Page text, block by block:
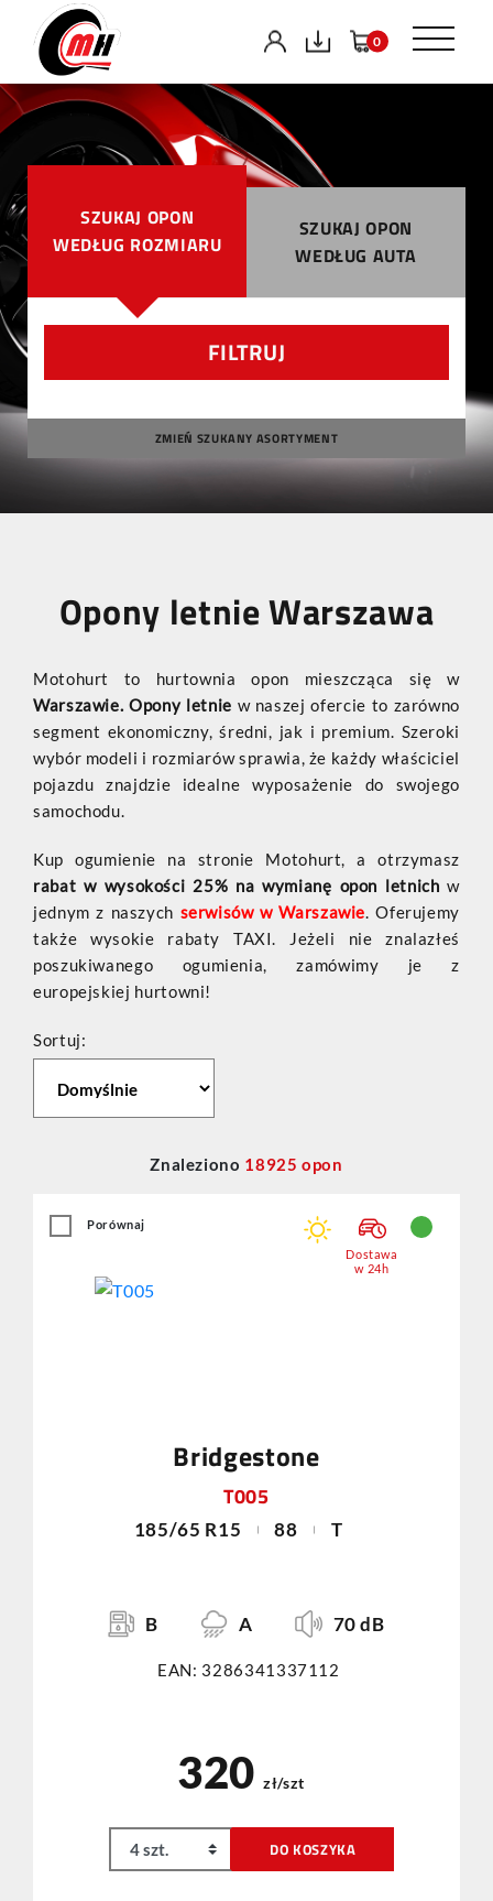
0
SZUKAJ OPON
WEDŁUG ROZMIARU
SZUKAJ OPON
WEDŁUG AUTA
FILTRUJ
ZMIEŃ SZUKANY ASORTYMENT
Opony letnie Warszawa
Motohurt to hurtownia opon mieszcząca się w
Warszawie. Opony letnie w naszej ofercie to zarówno
segment ekonomiczny, średni, jak i premium. Szeroki
wybór modeli i rozmiarów sprawia, że każdy właściciel
pojazdu znajdzie idealne wyposażenie do swojego
samochodu.
Kup ogumienie na stronie Motohurt, a otrzymasz
rabat w wysokości 25% na wymianę opon letnich w
jednym z naszych serwisów w Warszawie. Oferujemy
także wysokie rabaty TAXI. Jeżeli nie znalazłeś
poszukiwanego ogumienia, zamówimy je z
europejskiej hurtowni!
Sortuj:
Znaleziono 18925 opon
Bridgestone
T005
185/65 R15 88 T
B A 70 dB
EAN: 3286341337112
Porównaj
Dostawa
w 24h
320 zł/szt
DO KOSZYKA